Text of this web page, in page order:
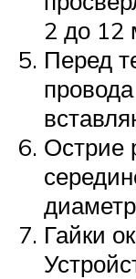
2 до 12
Перед
Острие
Гайки